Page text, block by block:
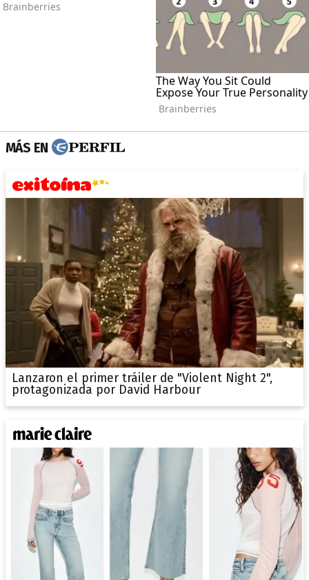
MÁS EN
Lanzaron el primer tráiler de "Violent Night 2",
protagonizada por David Harbour